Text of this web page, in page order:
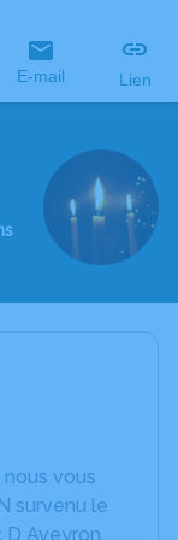
E-mail Lien
vous
survenu le
Aveyron.